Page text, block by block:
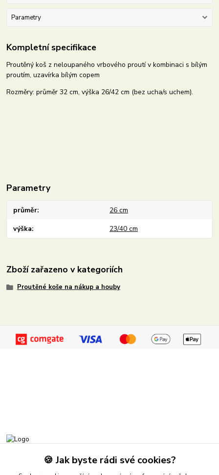
Parametry
Kompletní specifikace
Proutěný koš z neloupaného vrbového proutí v kombinaci s bílým
proutím, uzavírka bílým copem
Rozměry: průměr 32 cm, výška 26/42 cm (bez ucha/s uchem).
Parametry
průměr 26 cm
výška 23/40 cm
Zboží zařazeno v kategoriích
Proutěné koše na nákup a houby
🍪 Jak byste rádi své cookies?